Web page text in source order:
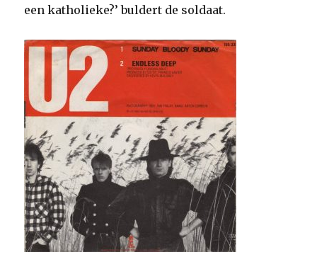
een katholieke?’ buldert de soldaat.